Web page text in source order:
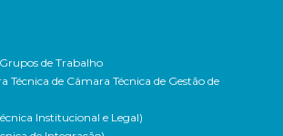
de Trabalho
Técnica de Câmara Técnica de Gestão de
Institucional e Legal)